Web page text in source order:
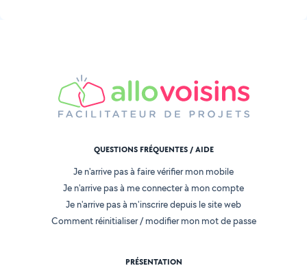
QUESTIONS FRÉQUENTES / AIDE
Je n'arrive pas à faire vérifier mon mobile
Je n'arrive pas à me connecter à mon compte
Je n'arrive pas à m'inscrire depuis le site web
Comment réinitialiser / modifier mon mot de passe
PRÉSENTATION